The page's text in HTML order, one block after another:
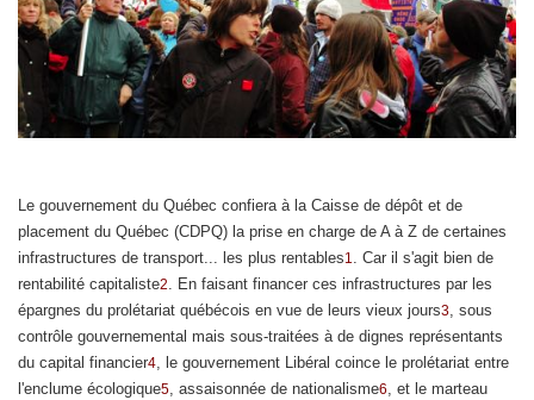
Le gouvernement du Québec confiera à la Caisse de dépôt et de
placement du Québec (CDPQ) la prise en charge de A à Z de certaines
infrastructures de transport... les plus rentables1. Car il s'agit bien de
rentabilité capitaliste2. En faisant financer ces infrastructures par les
épargnes du prolétariat québécois en vue de leurs vieux jours3, sous
contrôle gouvernemental mais sous-traitées à de dignes représentants
du capital financier4, le gouvernement Libéral coince le prolétariat entre
l'enclume écologique5, assaisonnée de nationalisme6, et le marteau